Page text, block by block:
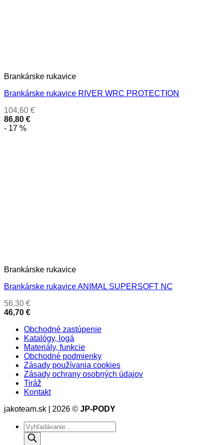
Brankárske rukavice
Brankárske rukavice RIVER WRC PROTECTION
104,60 €
86,80 €
- 17 %
Brankárske rukavice
Brankárske rukavice ANIMAL SUPERSOFT NC
56,30 €
46,70 €
Obchodné zastúpenie
Katalógy, logá
Materiály, funkcie
Obchodné podmienky
Zásady používania cookies
Zásady ochrany osobných údajov
Tiráž
Kontakt
jakoteam.sk | 2026 © JP-PODY
Products
search